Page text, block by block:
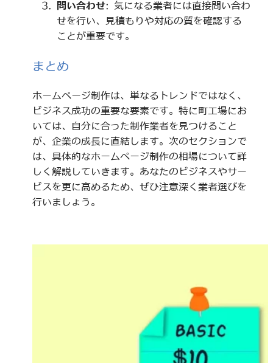
問い合わせ: 気になる業者には直接問い合わ
せを行い、見積もりや対応の質を確認する
ことが重要です。
まとめ
ホームページ制作は、単なるトレンドではなく、
ビジネス成功の重要な要素です。特に町工場にお
いては、自分に合った制作業者を見つけること
が、企業の成長に直結します。次のセクションで
は、具体的なホームページ制作の相場について詳
しく解説していきます。あなたのビジネスやサー
ビスを更に高めるため、ぜひ注意深く業者選びを
行いましょう。